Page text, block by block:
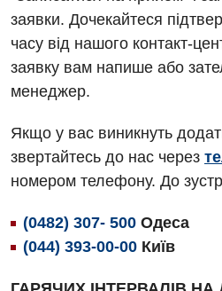
Андрологія
Безоплатні послуги
Вакцинація
Відділення кардіосудинної
Відділення невідкладних
Гастроентерологія
Гінекологічне відділення
Денний стаціонар
Травматологічне відділення
Урологічне відділення
Хірургічне відділення
заявки. Дочекайтеся
часу від нашого контакт-
заявку вам напише або
менеджер.
Якщо у вас виникнуть
звертайтесь до нас через
номером телефону. До
(0482) 307- 500 Одеса
(044) 393-00-00 Київ